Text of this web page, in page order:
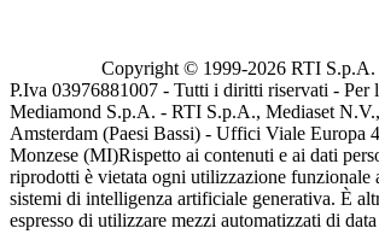
Copyright © 1999-2026 RTI S.p.A.
P.Iva 03976881007 - Tutti i diritti riservati - Per
Mediamond S.p.A. - RTI S.p.A., Mediaset
Amsterdam (Paesi Bassi) - Uffici Viale Europa
Monzese (MI)Rispetto ai contenuti e ai dati
riprodotti è vietata ogni utilizzazione funzionale
sistemi di intelligenza artificiale generativa. È
espresso di utilizzare mezzi automatizzati di